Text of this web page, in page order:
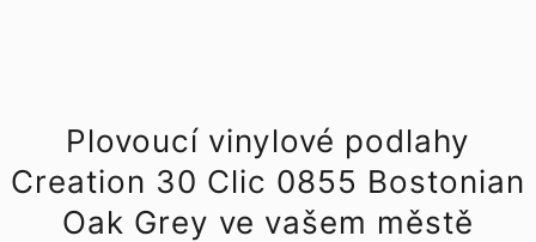
Plovoucí vinylové podlahy
Creation 30 Clic 0855 Bostonian
Oak Grey ve vašem městě